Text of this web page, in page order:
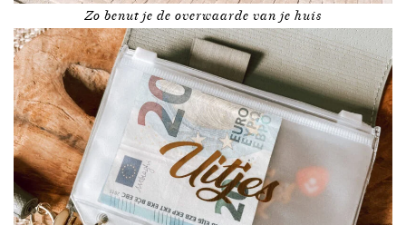
Zo benut je de overwaarde van je huis